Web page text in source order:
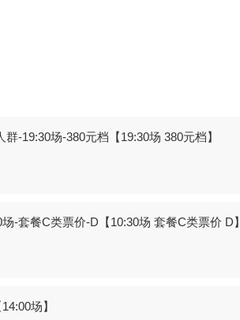
-19:30场-380元档【19:30场 380元档】
-套餐C类票价-D【10:30场 套餐C类票价 D】
场】